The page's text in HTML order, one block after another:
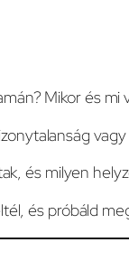
Mikor és mi
vagy
és milyen
és próbáld